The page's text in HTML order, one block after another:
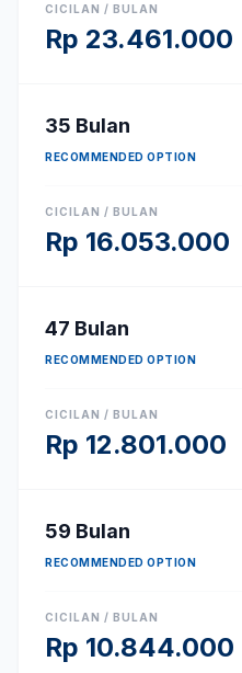
CICILAN / BULAN
Rp 23.461.000
35 Bulan
RECOMMENDED OPTION
CICILAN / BULAN
Rp 16.053.000
47 Bulan
RECOMMENDED OPTION
CICILAN / BULAN
Rp 12.801.000
59 Bulan
RECOMMENDED OPTION
CICILAN / BULAN
Rp 10.844.000